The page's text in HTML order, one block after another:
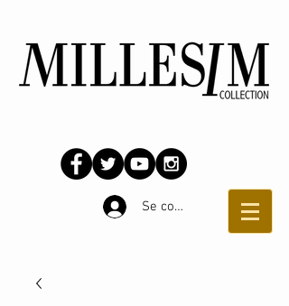
Se connecter